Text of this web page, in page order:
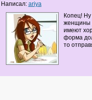
Написал: ariya
Копец!
женщины
имеют
форма
то